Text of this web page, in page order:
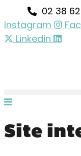
02 38
Instagram
Linkedin
Site